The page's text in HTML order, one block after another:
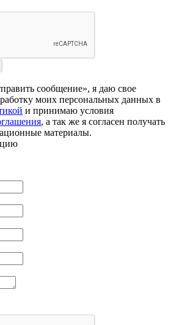
сообщение», я даю свое
моих персональных данных в
и принимаю условия
, а так же я согласен получать
материалы.